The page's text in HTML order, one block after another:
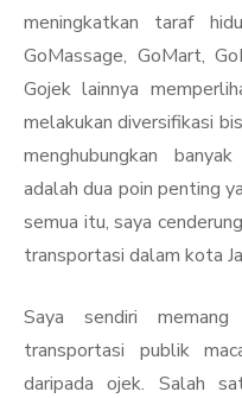
meningkatkan taraf
GoMassage, GoMart,
Gojek lainnya
melakukan diversifikasi
menghubungkan
adalah dua poin penting
semua itu, saya
transportasi dalam kota
Saya sendiri memang
transportasi publik
daripada ojek. Salah